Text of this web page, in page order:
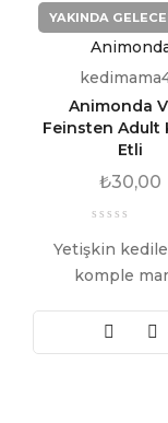
YAKINDA
Animonda
Feinsten Adult
Etli
₺30,00
Yetişkin
komple